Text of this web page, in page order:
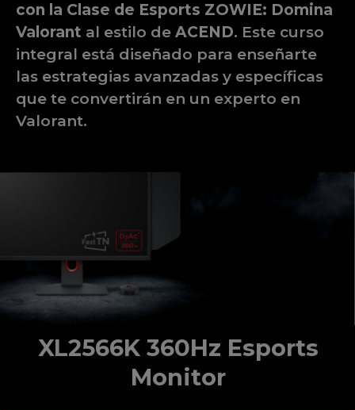
con la Clase de Esports ZOWIE: Domina
Valorant al estilo de ACEND. Este curso
integral está diseñado para enseñarte
las estrategias avanzadas y específicas
que te convertirán en un experto en
Valorant.
XL2566K 360Hz Esports
Monitor